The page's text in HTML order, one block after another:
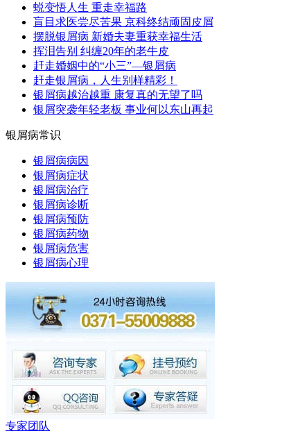
蜕变悟人生 重走幸福路
盲目求医尝尽苦果 京科终结顽固皮屑
摆脱银屑病 新婚夫妻重获幸福生活
挥泪告别 纠缠20年的老牛皮
赶走婚姻中的“小三”—银屑病
赶走银屑病，人生别样精彩！
银屑病越治越重 康复真的无望了吗
银屑突袭年轻老板 事业何以东山再起
银屑病常识
银屑病病因
银屑病症状
银屑病治疗
银屑病诊断
银屑病预防
银屑病药物
银屑病危害
银屑病心理
专家团队